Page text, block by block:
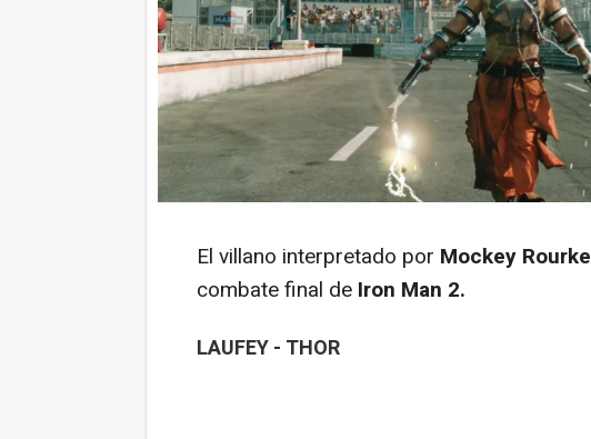
El villano interpretado por Mockey Rourke
combate final de Iron Man 2.
LAUFEY - THOR